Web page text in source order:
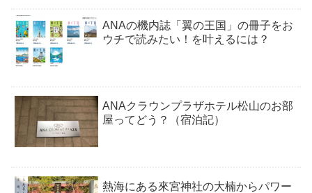
ANAの機内誌「翼の王国」の冊子をお
ウチで読みたい！を叶えるには？
ANAクラウンプラザホテル松山のお部
屋ってどう？（宿泊記）
熱海にある來宮神社の大楠からパワー